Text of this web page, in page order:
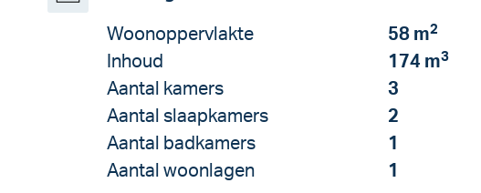
Woonoppervlakte 58 m2
Inhoud 174 m3
Aantal kamers
3
Aantal slaapkamers
2
Aantal badkamers
1
Aantal woonlagen
1